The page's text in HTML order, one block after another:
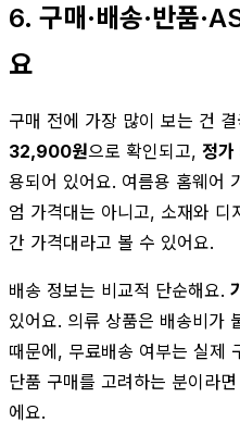
6. 구매·배송·반품
요
구매 전에 가장 많이 보는 건
32,900원으로 확인되고, 정
용되어 있어요. 여름용 홈웨어
엄 가격대는 아니고, 소재와 디
간 가격대라고 볼 수 있어요.
배송 정보는 비교적 단순해요.
있어요. 의류 상품은 배송비가
때문에, 무료배송 여부는 실제
단품 구매를 고려하는 분이라
에요.